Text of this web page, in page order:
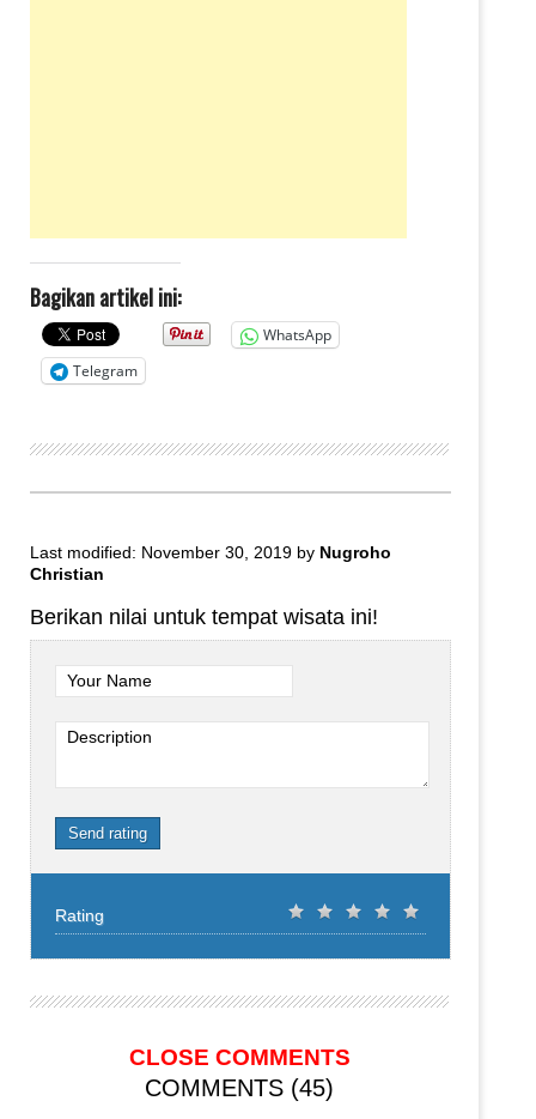
Bagikan artikel ini:
WhatsApp
Telegram
Last modified: November 30, 2019 by Nugroho
Christian
Berikan nilai untuk tempat wisata ini!
Your Name
Description
Send rating
Rating
CLOSE COMMENTS
COMMENTS (45)